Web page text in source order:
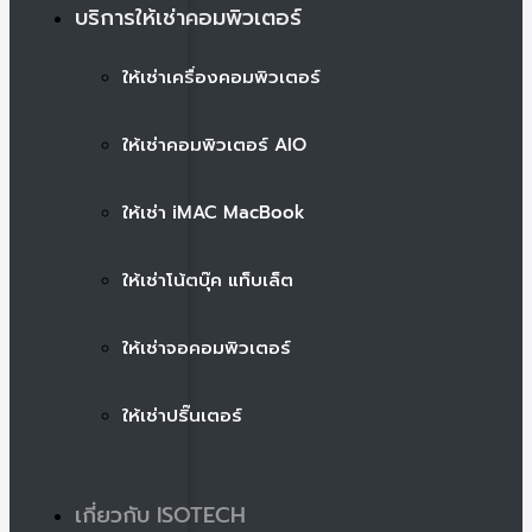
บริการให้เช่าคอมพิวเตอร์
ให้เช่าเครื่องคอมพิวเตอร์
ให้เช่าคอมพิวเตอร์ AIO
ให้เช่า iMAC MacBook
ให้เช่าโน้ตบุ๊ค แท็บเล็ต
ให้เช่าจอคอมพิวเตอร์
ให้เช่าปริ๊นเตอร์
เกี่ยวกับ ISOTECH